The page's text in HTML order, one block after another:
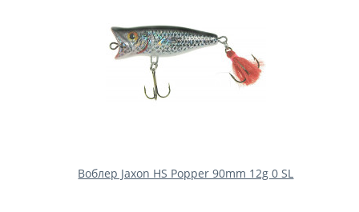
Воблер Jaxon HS Popper 90mm 12g 0 SL